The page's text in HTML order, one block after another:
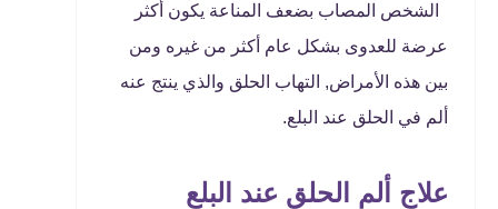
الشخص المصاب بضعف المناعة يكون أكثر
عرضة للعدوى بشكل عام أكثر من غيره ومن
بين هذه الأمراض, التهاب الحلق والذي ينتج عنه
ألم في الحلق عند البلع.
علاج ألم الحلق عند البلع